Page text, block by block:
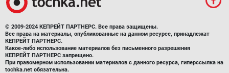
© 2009-2024 КЕПРЕЙТ ПАРТНЕРС. Все права защищены.
Все права на материалы, опубликованные на данном ресурсе, принадлежат
КЕПРЕЙТ ПАРТНЕРС.
Какое-либо использование материалов без письменного разрешения
КЕПРЕЙТ ПАРТНЕРС запрещено.
При правомерном использовании материалов с данного ресурса, гиперссылка на
tochka.net обязательна.